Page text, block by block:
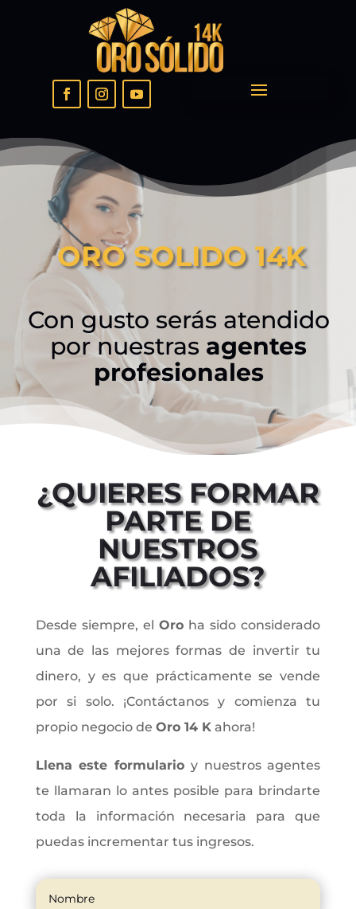
ORO SOLIDO 14K
Con gusto serás atendido
por nuestras agentes
profesionales
¿QUIERES FORMAR
PARTE DE
NUESTROS
AFILIADOS?
Desde siempre, el Oro ha sido considerado
una de las mejores formas de invertir tu
dinero, y es que prácticamente se vende
por si solo. ¡Contáctanos y comienza tu
propio negocio de Oro 14 Kahora!
Llena este formulario y nuestros agentes
te llamaran lo antes posible para brindarte
toda la información necesaria para que
puedas incrementar tus ingresos.